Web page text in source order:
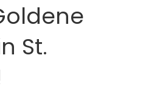
St.